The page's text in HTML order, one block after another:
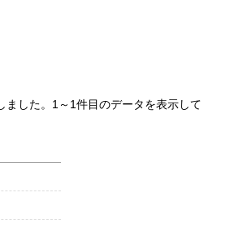
ました。1～1件目のデータを表示して